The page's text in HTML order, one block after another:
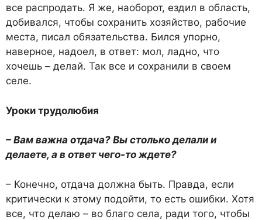
все распродать. Я же, наоборот, ездил в область,
добивался, чтобы сохранить хозяйство, рабочие
места, писал обязательства. Бился упорно,
наверное, надоел, в ответ: мол, ладно, что
хочешь – делай. Так все и сохранили в своем
селе.
Уроки трудолюбия
– Вам важна отдача? Вы столько делали и
делаете, а в ответ чего-то ждете?
– Конечно, отдача должна быть. Правда, если
критически к этому подойти, то есть ошибки. Хотя
все, что делаю – во благо села, ради того, чтобы